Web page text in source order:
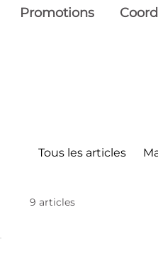
Promotions
Tous les articles
9 articles